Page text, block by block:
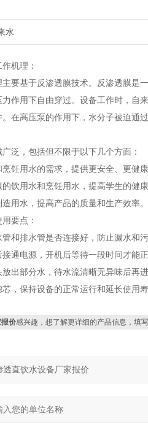
水
作机理：
要基于反渗透膜技术。反渗透膜是
作用下自由穿过。设备工作时，自
在高压泵的作用下，水分子被迫通
泛，包括但不限于以下几个方面：
饪用水的需求，提供更安全、更健康
饮用水和烹饪用水，提高学生的健康
用水，提高产品的质量和生产效率。
用要点：
和排水管是否连接好，防止漏水和污
通电源，开机后等待一段时间才能
出部分水，待水流清晰无异味后再进
，保持设备的正常运行和延长使用寿
价感兴趣，想了解更详细的产品信息，填